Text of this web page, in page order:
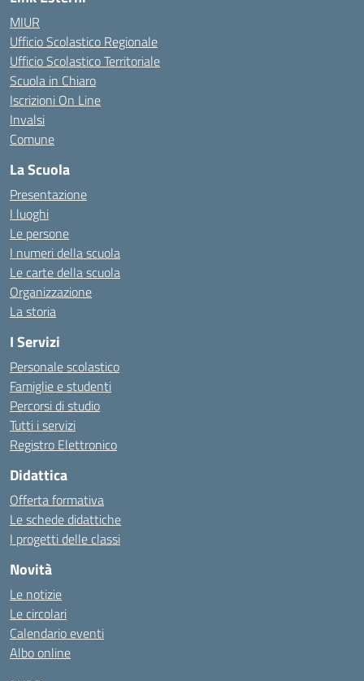
MIUR
Ufficio Scolastico Regionale
Ufficio Scolastico Territoriale
Scuola in Chiaro
Iscrizioni On Line
Invalsi
Comune
La Scuola
Presentazione
I luoghi
Le persone
I numeri della scuola
Le carte della scuola
Organizzazione
La storia
I Servizi
Personale scolastico
Famiglie e studenti
Percorsi di studio
Tutti i servizi
Registro Elettronico
Didattica
Offerta formativa
Le schede didattiche
I progetti delle classi
Novità
Le notizie
Le circolari
Calendario eventi
Albo online